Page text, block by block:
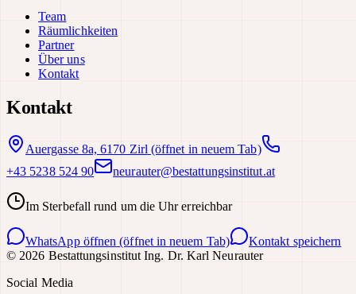
Team
Räumlichkeiten
Partner
Über uns
Kontakt
Kontakt
Auergasse 8a, 6170 Zirl (öffnet in neuem Tab)
+43 5238 524 90
neurauter@bestattungsinstitut.at
Im Sterbefall rund um die Uhr erreichbar
WhatsApp öffnen (öffnet in neuem Tab)
Kontakt speichern
© 2026 Bestattungsinstitut Ing. Dr. Karl Neurauter
Social Media